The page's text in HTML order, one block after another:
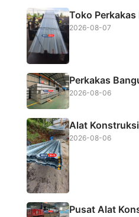
b
o
o
e
A
Toko
2026-08-07
Perkakas
2026-08-06
Alat
2026-08-06
Pusat Alat